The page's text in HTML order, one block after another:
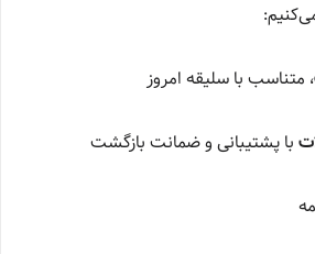
، متناسب با سلیقه امروز
با پشتیبانی و ضمانت بازگشت